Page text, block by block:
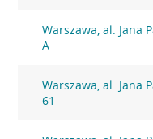
Warszawa, al. Jana
A
Warszawa, al. Jana
61